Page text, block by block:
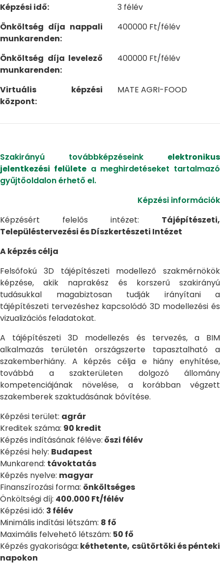
Képzési idő:
3 félév
Önköltség díja nappali
munkarenden:
400000 Ft/félév
Önköltség díja levelező
munkarenden:
400000 Ft/félév
Virtuális képzési
központ:
MATE AGRI-FOOD
Szakirányú továbbképzéseink elektronikus
jelentkezési felületea meghirdetéseket tartalmazó
gyűjtőoldalon érhető el.
Képzési információk
Képzésért felelős intézet: Tájépítészeti,
Településtervezési és Díszkertészeti Intézet
A képzés célja
Felsőfokú 3D tájépítészeti modellező szakmérnökök
képzése, akik naprakész és korszerű szakirányú
tudásukkal magabiztosan tudják irányítani a
tájépítészeti tervezéshez kapcsolódó 3D modellezési és
vizualizációs feladatokat.
A tájépítészeti 3D modellezés és tervezés, a BIM
alkalmazás területén országszerte tapasztalható a
szakemberhiány. A képzés célja e hiány enyhítése,
továbbá a szakterületen dolgozó állomány
kompetenciájának növelése, a korábban végzett
szakemberek szaktudásának bővítése.
Képzési terület: agrár
Kreditek száma: 90 kredit
Képzés indításának féléve: őszi félév
Képzési hely: Budapest
Munkarend: távoktatás
Képzés nyelve: magyar
Finanszírozási forma: önköltséges
Önköltségi díj: 400.000 Ft/félév
Képzési idő: 3 félév
Minimális indítási létszám: 8 fő
Maximális felvehető létszám: 50 fő
Képzés gyakorisága: kéthetente, csütörtöki és pénteki
napokon